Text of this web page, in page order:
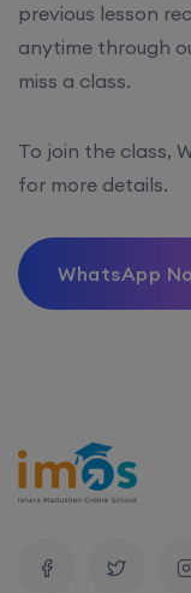
previous lesson
anytime through
miss a class.
To join the class,
for more details.
WhatsApp